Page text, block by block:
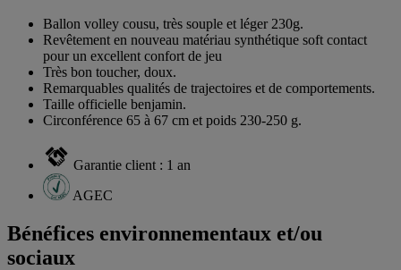
Ballon volley cousu, très souple et léger 230g.
Revêtement en nouveau matériau synthétique soft contact
pour un excellent confort de jeu
Très bon toucher, doux.
Remarquables qualités de trajectoires et de comportements.
Taille officielle benjamin.
Circonférence 65 à 67 cm et poids 230-250 g.
Garantie client : 1 an
AGEC
Bénéfices environnementaux et/ou
sociaux